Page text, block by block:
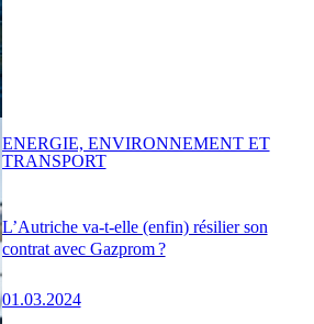
L’Autriche va-t-elle (enfin) résilier son
contrat avec Gazprom ?
01.03.2024
ENERGIE, ENVIRONNEMENT ET
TRANSPORT